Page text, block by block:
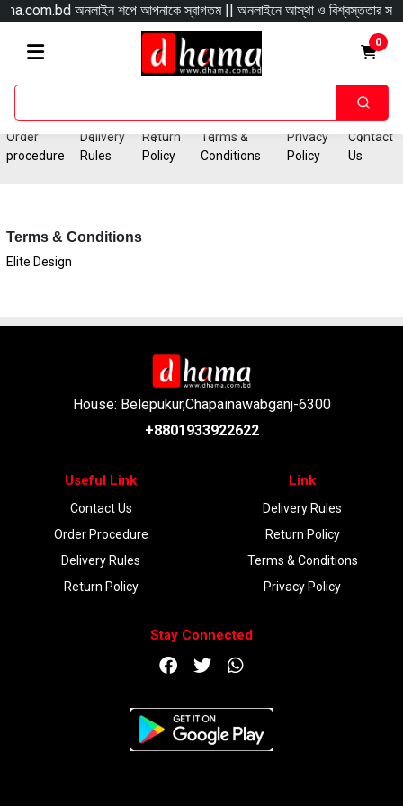
অনলাইন শপে আপনাকে স্বাগতম || অনলাইনে আস্থা ও বিশ্বস্ততার সাথে সারা
0
Order
procedure
Delivery
Rules
Return
Policy
Terms &
Conditions
Privacy
Policy
Contact
Us
Terms & Conditions
Elite Design
House: Belepukur,Chapainawabganj-6300
+8801933922622
Useful Link
Contact Us
Order Procedure
Delivery Rules
Return Policy
Link
Delivery Rules
Return Policy
Terms & Conditions
Privacy Policy
Stay Connected